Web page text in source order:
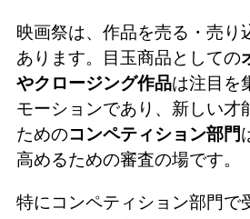
映画祭は、作品を売る・売り
あります。目玉商品としての
やクロージング作品は注目を
モーションであり、新しい才
ためのコンペティション部門
高めるための審査の場です。
特にコンペティション部門で